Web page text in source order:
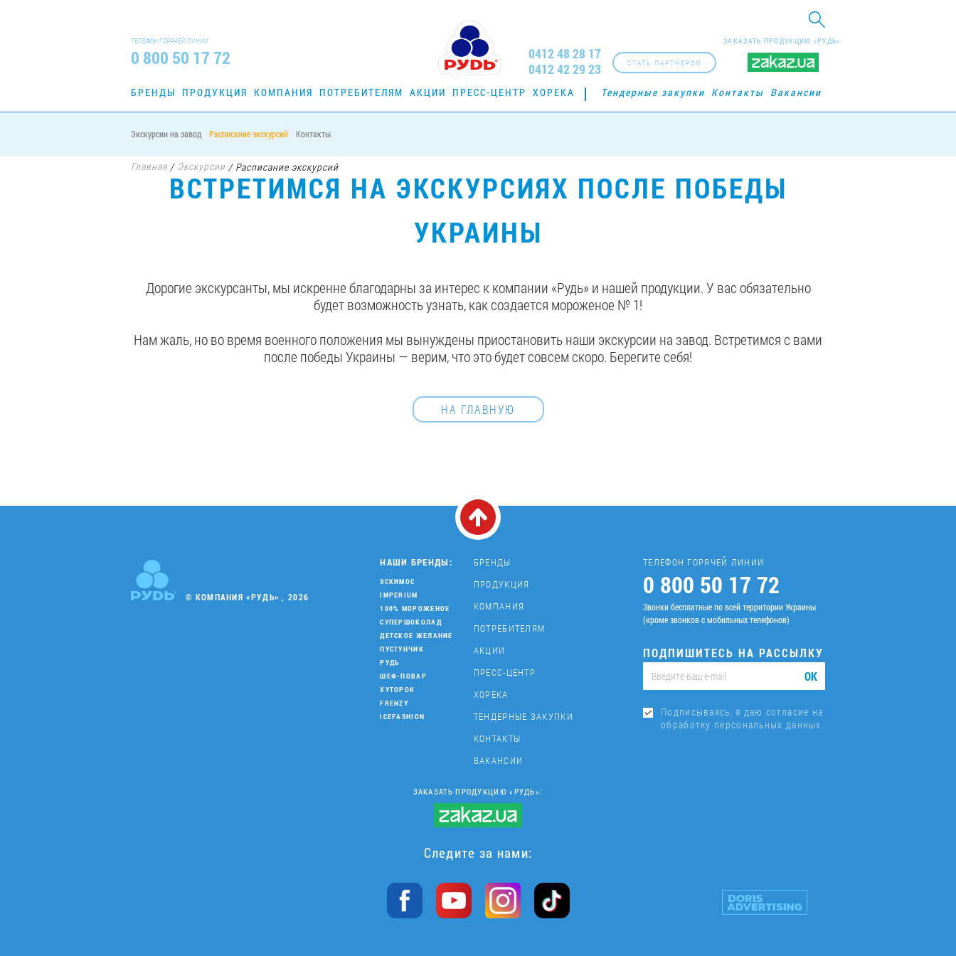
ТЕЛЕФОН ГОРЯЧЕЙ ЛИНИИ
0 800 50 17 72
ЗАКАЗАТЬ ПРОДУКЦИЮ «РУДЬ»:
СТАТЬ ПАРТНЕРОМ
0412 48 28 17
0412 42 29 23
БРЕНДЫ ПРОДУКЦИЯ КОМПАНИЯ ПОТРЕБИТЕЛЯМ АКЦИИ ПРЕСС-ЦЕНТР ХОРЕКА Тендерные закупки Контакты Вакансии
Экскурсии на завод Расписание экскурсий Контакты
Главная / Экскурсии / Расписание экскурсий
ВСТРЕТИМСЯ НА ЭКСКУРСИЯХ ПОСЛЕ ПОБЕДЫ
УКРАИНЫ
Дорогие экскурсанты, мы искренне благодарны за интерес к компании «Рудь» и нашей продукции. У вас обязательно
будет возможность узнать, как создается мороженое № 1!
Нам жаль, но во время военного положения мы вынуждены приостановить наши экскурсии на завод. Встретимся с вами
после победы Украины — верим, что это будет совсем скоро. Берегите себя!
НА ГЛАВНУЮ
© КОМПАНИЯ «РУДЬ» , 2026
НАШИ БРЕНДЫ:
ЭСКИМОС
IMPERIUM
100% МОРОЖЕНОЕ
СУПЕРШОКОЛАД
ДЕТСКОЕ ЖЕЛАНИЕ
ПУСТУНЧИК
РУДЬ
ШЕФ-ПОВАР
ХУТОРОК
FRENZY
ICEFASHION
БРЕНДЫ
ПРОДУКЦИЯ
КОМПАНИЯ
ПОТРЕБИТЕЛЯМ
АКЦИИ
ПРЕСС-ЦЕНТР
ХОРЕКА
ТЕНДЕРНЫЕ ЗАКУПКИ
КОНТАКТЫ
ВАКАНСИИ
ТЕЛЕФОН ГОРЯЧЕЙ ЛИНИИ
0 800 50 17 72
Звонки бесплатные по всей территории Украины
(кроме звонков с мобильных телефонов)
ПОДПИШИТЕСЬ НА РАССЫЛКУ
ОК
Подписываясь, я даю согласие на
обработку персональных данных.
ЗАКАЗАТЬ ПРОДУКЦИЮ «РУДЬ»:
Следите за нами: